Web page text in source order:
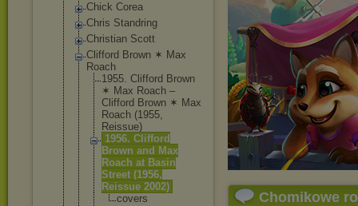
Chick Corea
Chris Standring
Christian Scott
Clifford Brown ✶ Max
Roach
1955. Clifford Brown
✶ Max Roach ‎–
Clifford Brown ✶ Max
Roach (1955,
Reissue)
1956. Clifford
Brown and Max
Roach at Basin
Street (1956,
Reissue 2002)
covers
Chomikowe